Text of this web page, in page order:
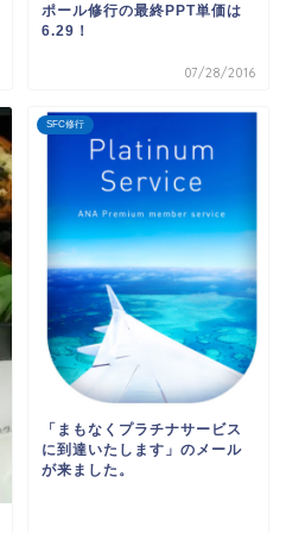
ポール修行の最終PPT単価は
6.29！
07/28/2016
SFC修行
「まもなくプラチナサービス
に到達いたします」のメール
が来ました。